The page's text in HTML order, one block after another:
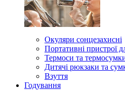
Окуляри сонцезахисні
Портативні пристрої
Термоси та
Дитячі рюкзаки та
Взуття
Годування